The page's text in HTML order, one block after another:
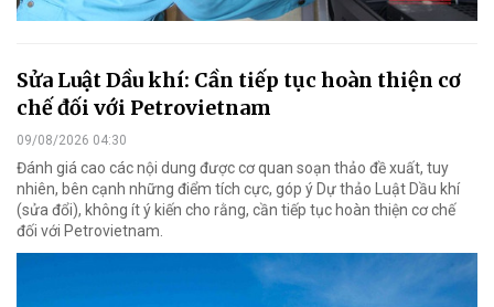
Sửa Luật Dầu khí: Cần tiếp tục hoàn thiện cơ
chế đối với Petrovietnam
09/08/2026 04:30
Đánh giá cao các nội dung được cơ quan soạn thảo đề xuất, tuy
nhiên, bên cạnh những điểm tích cực, góp ý Dự thảo Luật Dầu khí
(sửa đổi), không ít ý kiến cho rằng, cần tiếp tục hoàn thiện cơ chế
đối với Petrovietnam.